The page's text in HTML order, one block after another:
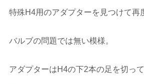
特殊H4用のアダプターを見つけて再
バルブの問題では無い模様。
アダプターはH4の下2本の足を切って